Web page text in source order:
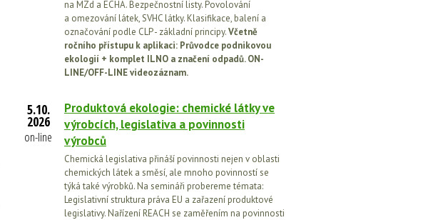
na MZd a ECHA. Bezpečnostní listy. Povolování
a omezování látek, SVHC látky. Klasifikace, balení a
označování podle CLP - základní principy.Včetně
ročního přístupu k aplikaci: Průvodce podnikovou
ekologií + komplet ILNO a značení odpadů. ON-
LINE/OFF-LINE videozáznam.
5.10.
2026
on-line
Produktová ekologie: chemické látky ve
výrobcích, legislativa a povinnosti
výrobců
Chemická legislativa přináší povinnosti nejen v oblasti
chemických látek a směsí, ale mnoho povinností se
týká také výrobků. Na semináři probereme témata:
Legislativní struktura práva EU a zařazení produktové
legislativy. Nařízení REACH se zaměřením na povinnosti